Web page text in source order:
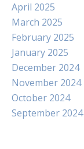
April 2025
March 2025
February 2025
January 2025
December 2024
November 2024
October 2024
September 2024